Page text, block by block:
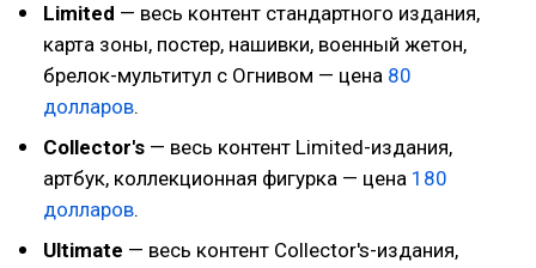
Limited — весь контент стандартного издания,
карта зоны, постер, нашивки, военный жетон,
брелок-мультитул с Огнивом — цена 80
долларов.
Collector's — весь контент Limited-издания,
артбук, коллекционная фигурка — цена 180
долларов.
Ultimate — весь контент Collector's-издания,